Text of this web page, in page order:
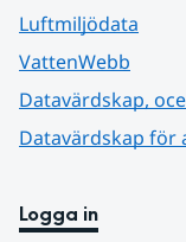
Luftmiljödata
VattenWebb
Datavärdskap,
Datavärdskap för
Logga in